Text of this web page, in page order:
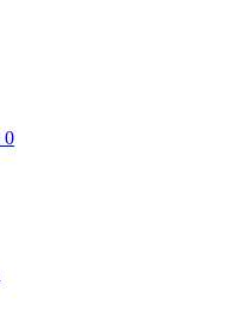
0